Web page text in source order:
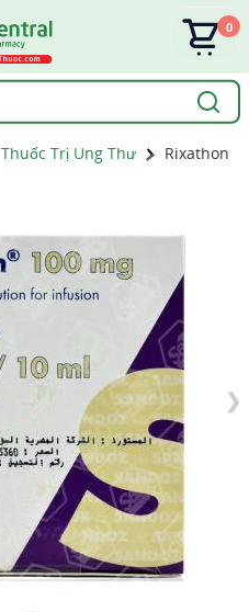
0
Thuốc Trị Ung Thư
Rixathon
❯